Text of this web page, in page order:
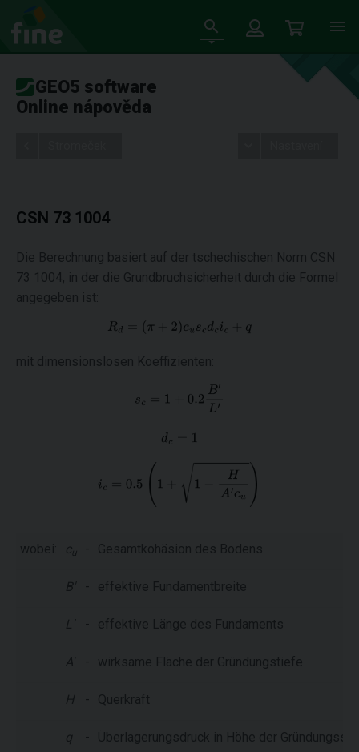
GEO5 software
Online nápověda
CSN 73 1004
Die Berechnung basiert auf der tschechischen Norm CSN
73 1004, in der die Grundbruchsicherheit durch die Formel
angegeben ist:
mit dimensionslosen Koeffizienten:
wobei: c u - Gesamtkohäsion des Bodens
B' - effektive Fundamentbreite
L' - effektive Länge des Fundaments
A' - wirksame Fläche der Gründungstiefe
H - Querkraft
q - Überlagerungsdruck in Höhe der